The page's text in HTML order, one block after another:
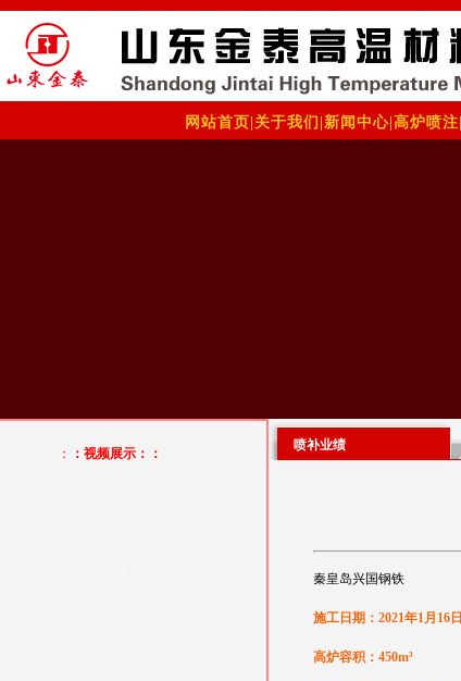
网站首页 关于我们 新闻中心 高炉喷注
： ：视频展示：：
喷补业绩
秦皇岛兴国钢铁
施工日期：2021年1月16日
高炉容积：450m³